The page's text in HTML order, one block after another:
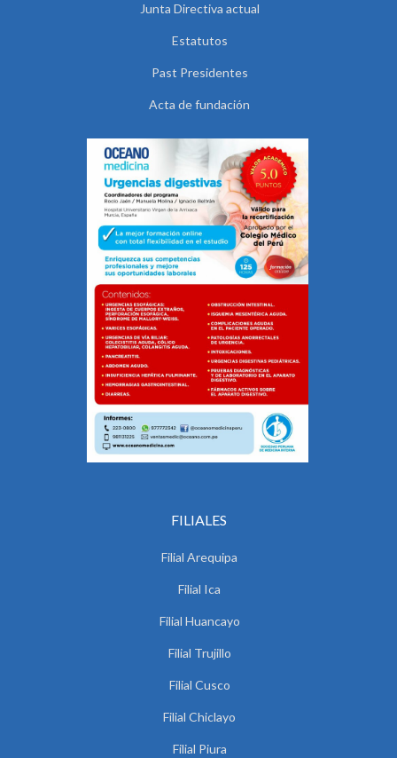
Junta Directiva actual
Estatutos
Past Presidentes
Acta de fundación
FILIALES
Filial Arequipa
Filial Ica
Filial Huancayo
Filial Trujillo
Filial Cusco
Filial Chiclayo
Filial Piura